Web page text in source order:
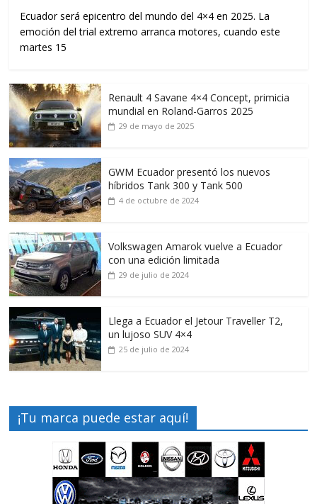
Ecuador será epicentro del mundo del 4×4 en 2025. La
emoción del trial extremo arranca motores, cuando este
martes 15
Renault 4 Savane 4×4 Concept, primicia
mundial en Roland-Garros 2025
29 de mayo de 2025
GWM Ecuador presentó los nuevos
híbridos Tank 300 y Tank 500
4 de octubre de 2024
Volkswagen Amarok vuelve a Ecuador
con una edición limitada
29 de julio de 2024
Llega a Ecuador el Jetour Traveller T2,
un lujoso SUV 4×4
25 de julio de 2024
¡Tu marca puede estar aquí!